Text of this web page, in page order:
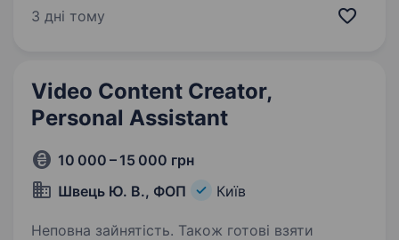
можливий гнучкий графік зайнятості, бонуси
3 дні тому
Video Content Creator,
Personal Assistant
10 000 – 15 000 грн
Швець Ю. В., ФОП
Київ
Неповна зайнятість. Також готові взяти